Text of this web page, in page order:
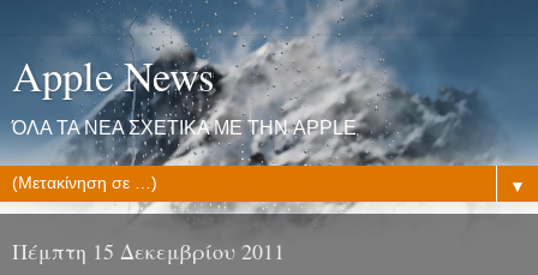
Apple News
ΌΛΑ ΤΑ ΝΕΑ ΣΧΕΤΙΚΑ ΜΕ ΤΗΝ APPLE
▼
Πέμπτη 15 Δεκεμβρίου 2011